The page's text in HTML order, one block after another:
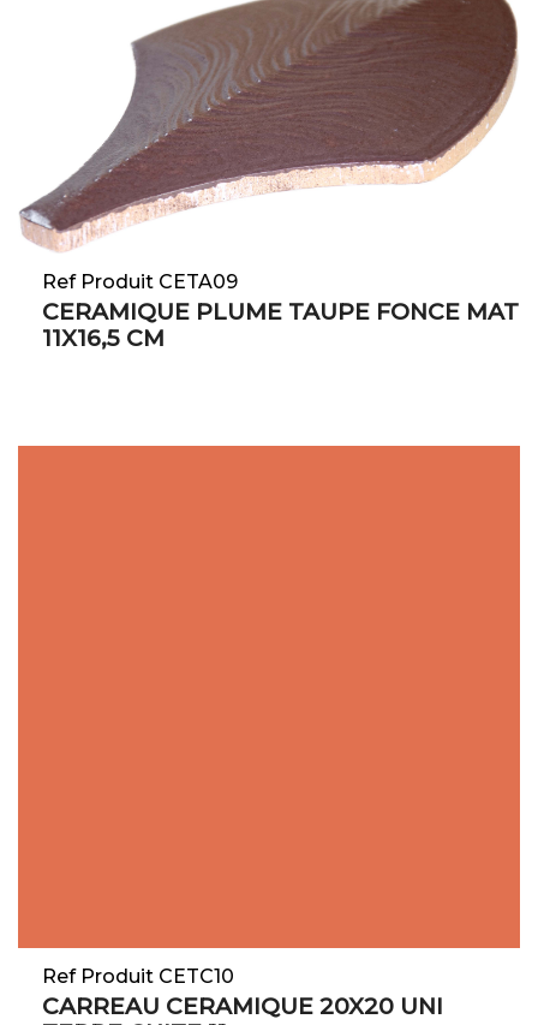
Ref Produit CETA09
CERAMIQUE PLUME TAUPE FONCE MAT
11X16,5 CM
Ref Produit CETC10
CARREAU CERAMIQUE 20X20 UNI